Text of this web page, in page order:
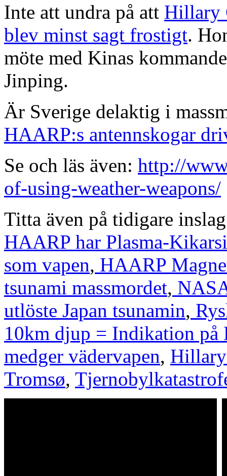
Inte att undra på att Hillary
blev minst sagt frostigt.
möte med Kinas
Jinping.
Är Sverige delaktig i
HAARP:s antennskogar
Se och läs även: http://
of-using-weather-weapons/
Titta även på tidigare
HAARP har Plasma-
som vapen, HAARP
tsunami massmordet,
utlöste Japan tsunamin,
10km djup = Indikation på
medger vädervapen,
Tromsø,